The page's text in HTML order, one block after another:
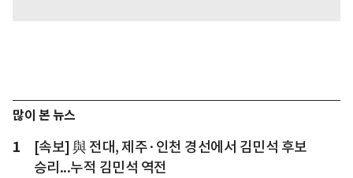
많이 본 뉴스
1
[속보] 與 전대, 제주·인천 경선에서 김민석 후보
승리...누적 김민석 역전